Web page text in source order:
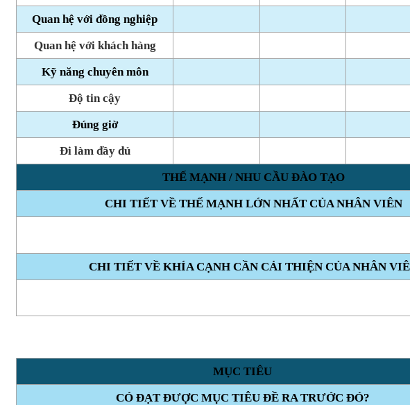
Quan hệ với đồng nghiệp
Quan hệ với khách hàng
Kỹ năng chuyên môn
Độ tin cậy
Đúng giờ
Đi làm đầy đủ
THẾ MẠNH / NHU CẦU ĐÀO TẠO
CHI TIẾT VỀ THẾ MẠNH LỚN NHẤT CỦA NHÂN VIÊN
CHI TIẾT VỀ KHÍA CẠNH CẦN CẢI THIỆN CỦA NHÂN
MỤC TIÊU
CÓ ĐẠT ĐƯỢC MỤC TIÊU ĐỀ RA TRƯỚC ĐÓ?